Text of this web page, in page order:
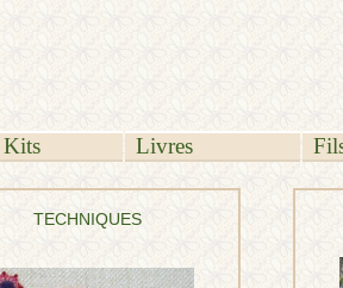
Kits Livres
TECHNIQUES